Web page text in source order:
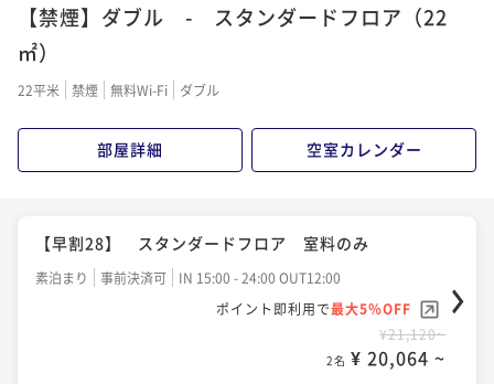
【禁煙】ダブル - スタンダードフロア（22
㎡）
22平米 禁煙 無料Wi-Fi ダブル
部屋詳細 空室カレンダー
【早割28】 スタンダードフロア 室料のみ
素泊まり 事前決済可
IN 15:00 - 24:00 OUT12:00
ポイント即利用で最大5％OFF
¥21,120~
2名 ¥ 20,064 ~